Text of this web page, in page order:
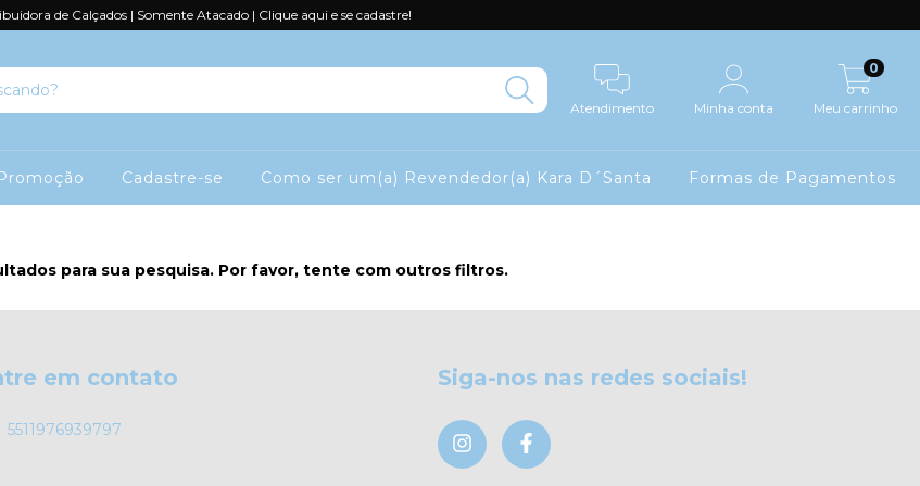
de Calçados | Somente Atacado | Clique aqui e se cadastre!
Atendimento Minha conta Meu carrinho
0
Cadastre-se Como ser um(a) Revendedor(a) Kara D´Santa Formas de Pagamentos
para sua pesquisa. Por favor, tente com outros filtros.
em contato
5511976939797
Siga-nos nas redes sociais!